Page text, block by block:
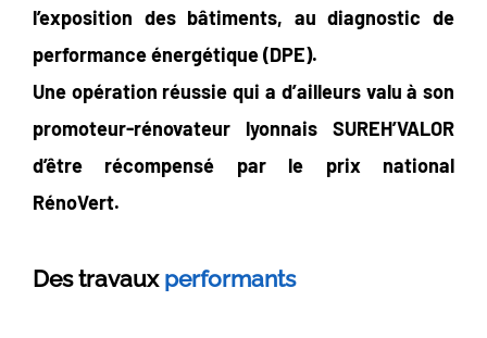
l’exposition des bâtiments, au diagnostic de
performance énergétique (DPE).
Une opération réussie qui a d’ailleurs valu à son
promoteur-rénovateur lyonnais SUREH’VALOR
d’être récompensé par le prix national
RénoVert.
Des travaux performants